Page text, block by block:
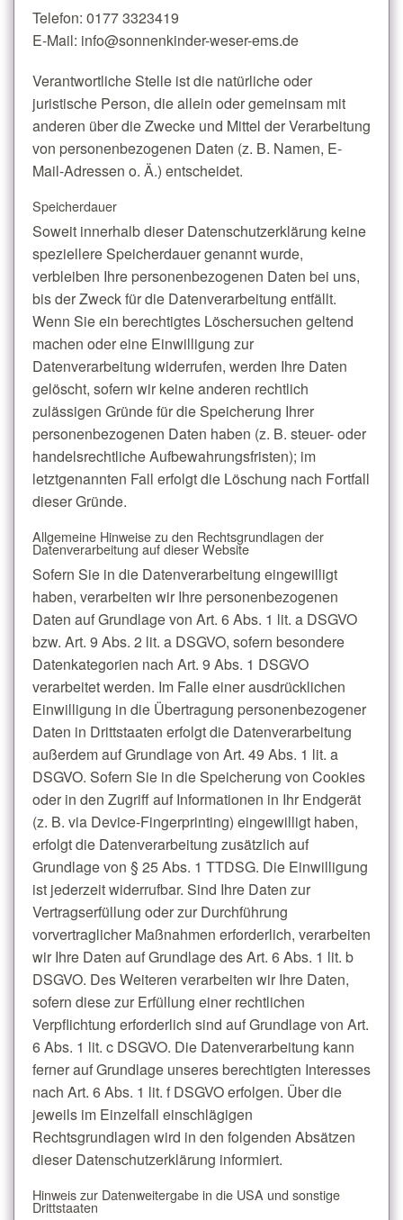
Telefon: 0177 3323419
E-Mail: info@sonnenkinder-weser-ems.de
Verantwortliche Stelle ist die natürliche oder
juristische Person, die allein oder gemeinsam mit
anderen über die Zwecke und Mittel der Verarbeitung
von personenbezogenen Daten (z. B. Namen, E-
Mail-Adressen o. Ä.) entscheidet.
Speicherdauer
Soweit innerhalb dieser Datenschutzerklärung keine
speziellere Speicherdauer genannt wurde,
verbleiben Ihre personenbezogenen Daten bei uns,
bis der Zweck für die Datenverarbeitung entfällt.
Wenn Sie ein berechtigtes Löschersuchen geltend
machen oder eine Einwilligung zur
Datenverarbeitung widerrufen, werden Ihre Daten
gelöscht, sofern wir keine anderen rechtlich
zulässigen Gründe für die Speicherung Ihrer
personenbezogenen Daten haben (z. B. steuer- oder
handelsrechtliche Aufbewahrungsfristen); im
letztgenannten Fall erfolgt die Löschung nach Fortfall
dieser Gründe.
Allgemeine Hinweise zu den Rechtsgrundlagen der
Datenverarbeitung auf dieser Website
Sofern Sie in die Datenverarbeitung eingewilligt
haben, verarbeiten wir Ihre personenbezogenen
Daten auf Grundlage von Art. 6 Abs. 1 lit. a DSGVO
bzw. Art. 9 Abs. 2 lit. a DSGVO, sofern besondere
Datenkategorien nach Art. 9 Abs. 1 DSGVO
verarbeitet werden. Im Falle einer ausdrücklichen
Einwilligung in die Übertragung personenbezogener
Daten in Drittstaaten erfolgt die Datenverarbeitung
außerdem auf Grundlage von Art. 49 Abs. 1 lit. a
DSGVO. Sofern Sie in die Speicherung von Cookies
oder in den Zugriff auf Informationen in Ihr Endgerät
(z. B. via Device-Fingerprinting) eingewilligt haben,
erfolgt die Datenverarbeitung zusätzlich auf
Grundlage von § 25 Abs. 1 TTDSG. Die Einwilligung
ist jederzeit widerrufbar. Sind Ihre Daten zur
Vertragserfüllung oder zur Durchführung
vorvertraglicher Maßnahmen erforderlich, verarbeiten
wir Ihre Daten auf Grundlage des Art. 6 Abs. 1 lit. b
DSGVO. Des Weiteren verarbeiten wir Ihre Daten,
sofern diese zur Erfüllung einer rechtlichen
Verpflichtung erforderlich sind auf Grundlage von Art.
6 Abs. 1 lit. c DSGVO. Die Datenverarbeitung kann
ferner auf Grundlage unseres berechtigten Interesses
nach Art. 6 Abs. 1 lit. f DSGVO erfolgen. Über die
jeweils im Einzelfall einschlägigen
Rechtsgrundlagen wird in den folgenden Absätzen
dieser Datenschutzerklärung informiert.
Hinweis zur Datenweitergabe in die USA und sonstige
Drittstaaten